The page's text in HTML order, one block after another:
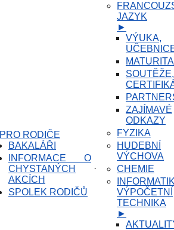
PRO RODIČE
BAKALÁŘI
INFORMACE O
CHYSTANÝCH
AKCÍCH
SPOLEK RODIČŮ
·
JAZYK
►
VÝUKA,
MATURITA
SOUTĚŽE,
ZAJÍMAVÉ
ODKAZY
FYZIKA
HUDEBNÍ
VÝCHOVA
CHEMIE
VÝPOČETNÍ
TECHNIKA
►